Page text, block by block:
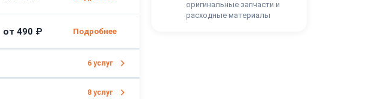
от 490 ₽
6 услуг
8 услуг
оригинальные запчасти и
расходные материалы